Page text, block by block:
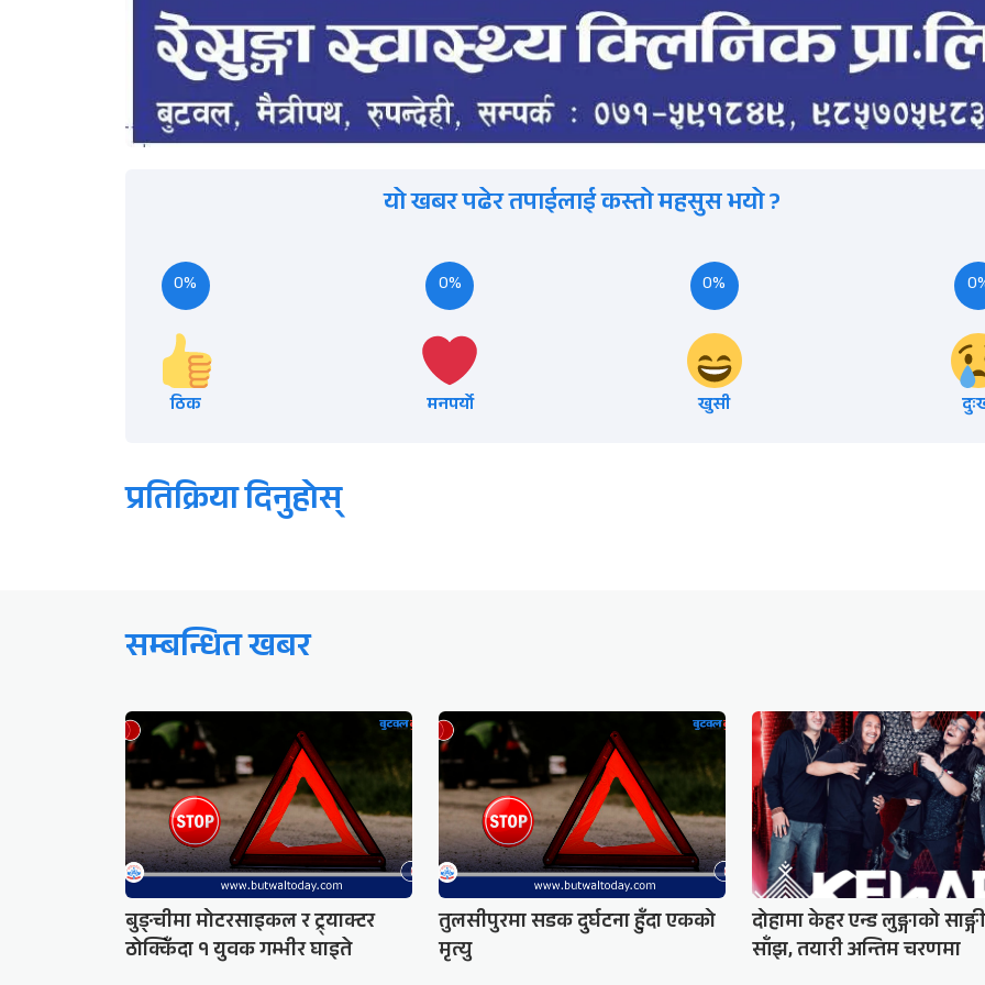
यो खबर पढेर तपाईलाई कस्तो महसुस भयो ?
0%
ठिक
0%
मनपर्यो
0%
खुसी
प्रतिक्रिया दिनुहोस्
सम्बन्धित खबर
बुङ्चीमा मोटरसाइकल र ट्र्याक्टर
ठोक्किँदा १ युवक गम्भीर घाइते
तुलसीपुरमा सडक दुर्घटना हुँदा एकको
मृत्यु
दोहामा केहर एन्ड लुङ्गाको
साँझ, तयारी अन्तिम चरणमा